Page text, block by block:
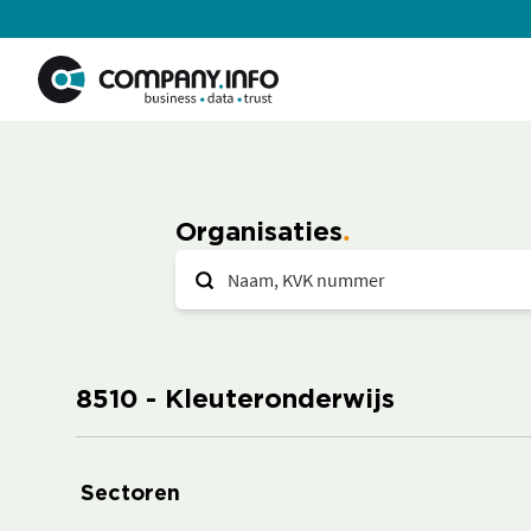
Organisaties
8510 - Kleuteronderwijs
Sectoren